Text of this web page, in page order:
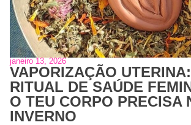
janeiro 13, 2026
VAPORIZAÇÃO
RITUAL DE SAÚDE
O TEU CORPO PRECISA
INVERNO